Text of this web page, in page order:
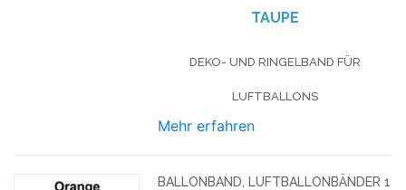
TAUPE
DEKO- UND RINGELBAND FÜR
LUFTBALLONS
Mehr erfahren
BALLONBAND, LUFTBALLONBÄNDER 1